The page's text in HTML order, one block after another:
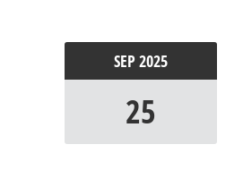
SEP 2025
25